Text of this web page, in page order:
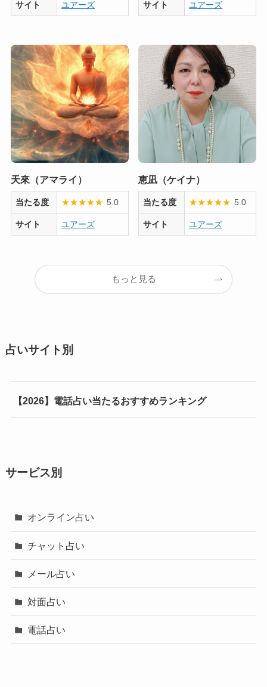
サイト ユアーズ サイト ユアーズ
天來（アマライ）
当たる度 ★★★★★ 5.0
サイト ユアーズ
恵凪（ケイナ）
当たる度 ★★★★★ 5.0
サイト ユアーズ
もっと見る
占いサイト別
【2026】電話占い当たるおすすめランキング
サービス別
オンライン占い
チャット占い
メール占い
対面占い
電話占い